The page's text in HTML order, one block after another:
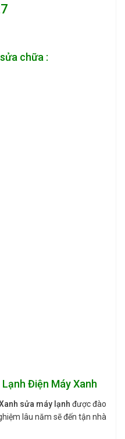
chữa :
Điện Máy Xanh
sửa máy lạnh được đào
lâu năm sẽ đến tận nhà